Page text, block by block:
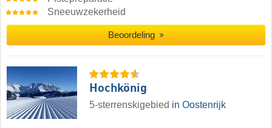
Sneeuwzekerheid
Beoordeling
Hochkönig
5-sterrenskigebied in Oostenrijk